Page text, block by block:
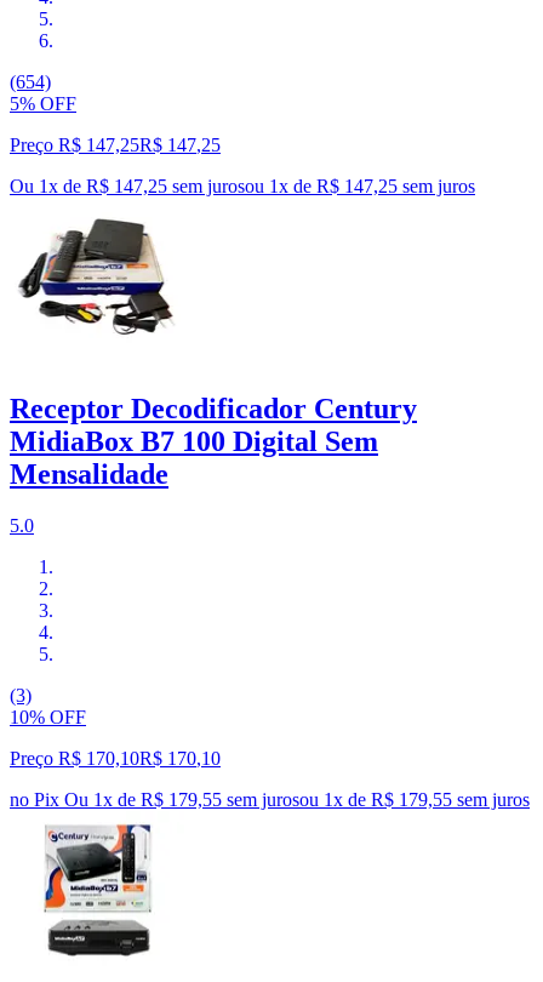
(654)
5% OFF
Preço R$ 147,25R$ 147,25
Ou 1x de R$ 147,25 sem jurosou 1x de R$ 147,25 sem juros
Receptor Decodificador Century
MidiaBox B7 100 Digital Sem
Mensalidade
5.0
(3)
10% OFF
Preço R$ 170,10R$ 170,10
no Pix Ou 1x de R$ 179,55 sem jurosou 1x de R$ 179,55 sem juros